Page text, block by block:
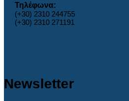
Τηλέφωνα:
(+30) 2310 244755
(+30) 2310 271191
Newsletter